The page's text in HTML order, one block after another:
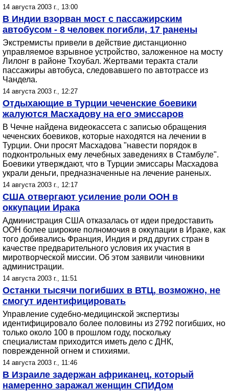
14 августа 2003 г., 13:00
В Индии взорван мост с пассажирским
автобусом - 8 человек погибли, 17 ранены
Экстремисты привели в действие дистанционно
управляемое взрывное устройство, заложенное на мосту
Лилонг в районе Тхоубал. Жертвами теракта стали
пассажиры автобуса, следовавшего по автотрассе из
Чандела.
14 августа 2003 г., 12:27
Отдыхающие в Турции чеченские боевики
жалуются Масхадову на его эмиссаров
В Чечне найдена видеокассета с записью обращения
чеченских боевиков, которые находятся на лечении в
Турции. Они просят Масхадова "навести порядок в
подконтрольных ему лечебных заведениях в Стамбуле".
Боевики утверждают, что в Турции эмиссары Масхадова
украли деньги, предназначенные на лечение раненых.
14 августа 2003 г., 12:17
США отвергают усиление роли ООН в
оккупации Ирака
Администрация США отказалась от идеи предоставить
ООН более широкие полномочия в оккупации в Ираке, как
того добивались Франция, Индия и ряд других стран в
качестве предварительного условия их участия в
миротворческой миссии. Об этом заявили чиновники
администрации.
14 августа 2003 г., 11:51
Останки тысячи погибших в ВТЦ, возможно, не
смогут идентифицировать
Управление судебно-медицинской экспертизы
идентифицировало более половины из 2792 погибших, но
только около 100 в прошлом году, поскольку
специалистам приходится иметь дело с ДНК,
поврежденной огнем и стихиями.
14 августа 2003 г., 11:46
В Израиле задержан африканец, который
намеренно заражал женщин СПИДом